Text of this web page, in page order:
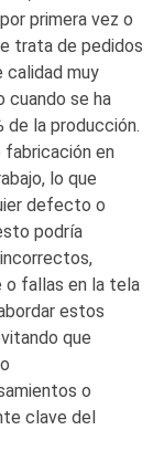
primera vez o
trata de pedidos
calidad muy
cuando se ha
la producción.
fabricación en
lo que
defecto o
podría
o fallas en la tela
estos
que
o
clave del